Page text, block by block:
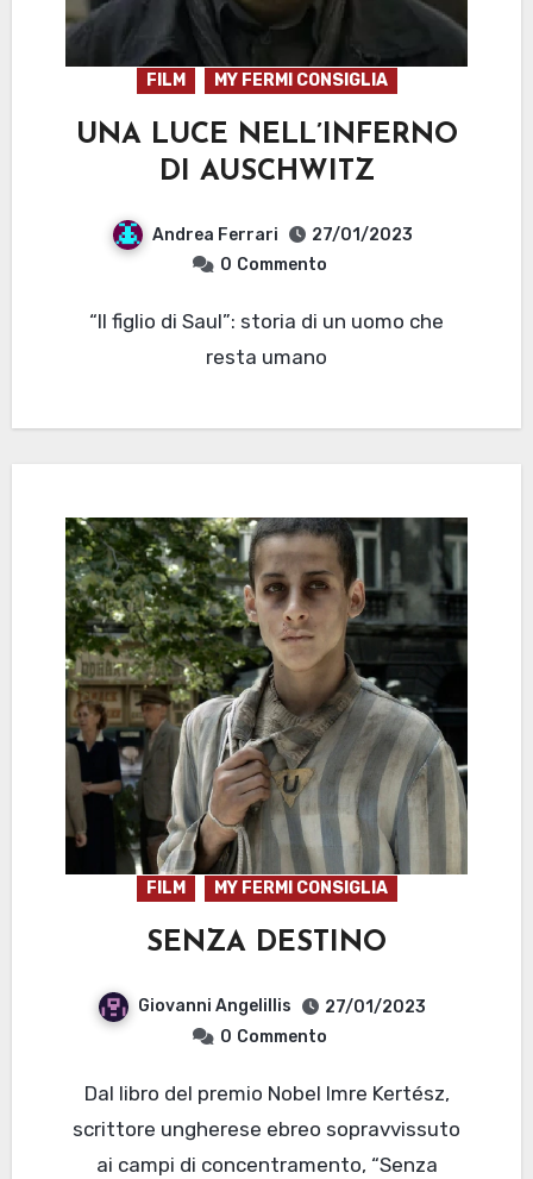
FILM MY FERMI CONSIGLIA
UNA LUCE NELL’INFERNO
DI AUSCHWITZ
Andrea Ferrari
27/01/2023
0 Commento
“Il figlio di Saul”: storia di un uomo che
resta umano
FILM MY FERMI CONSIGLIA
SENZA DESTINO
Giovanni Angelillis
27/01/2023
0 Commento
Dal libro del premio Nobel Imre Kertész,
scrittore ungherese ebreo sopravvissuto
ai campi di concentramento, “Senza